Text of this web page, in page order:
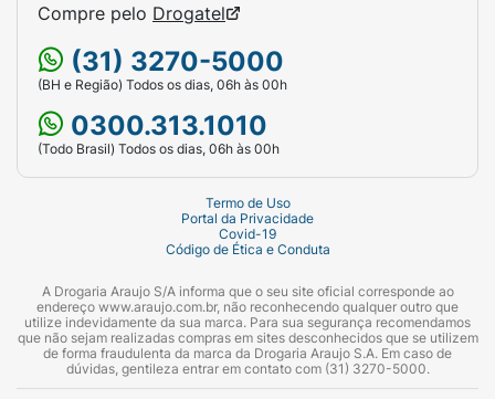
Compre pelo Drogatel
(31) 3270-5000
(BH e Região) Todos os dias, 06h às 00h
0300.313.1010
(Todo Brasil) Todos os dias, 06h às 00h
Termo de Uso
Portal da Privacidade
Covid-19
Código de Ética e Conduta
A Drogaria Araujo S/A informa que o seu site oficial corresponde ao
endereço www.araujo.com.br, não reconhecendo qualquer outro que
utilize indevidamente da sua marca. Para sua segurança recomendamos
que não sejam realizadas compras em sites desconhecidos que se utilizem
de forma fraudulenta da marca da Drogaria Araujo S.A. Em caso de
dúvidas, gentileza entrar em contato com (31) 3270-5000.